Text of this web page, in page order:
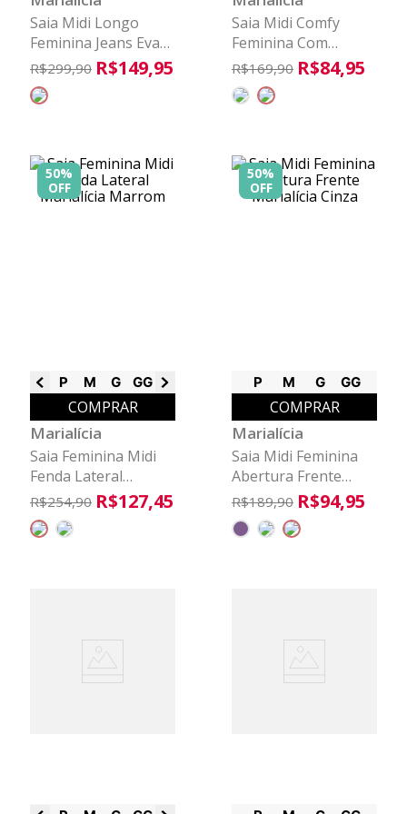
Saia Midi Longo
Feminina Jeans Evasê
Marialícia Azul
R$299,90 R$149,95
Saia Midi Comfy
Feminina Com
Bolsos Marialícia
Marrom
R$169,90 R$84,95
50%
OFF
P M G GG G1
COMPRAR
Marialícia
Saia Feminina Midi
Fenda Lateral
Marialícia Marrom
R$254,90 R$127,45
50%
OFF
P M G GG
COMPRAR
Marialícia
Saia Midi Feminina
Abertura Frente
Marialícia Cinza
R$189,90 R$94,95